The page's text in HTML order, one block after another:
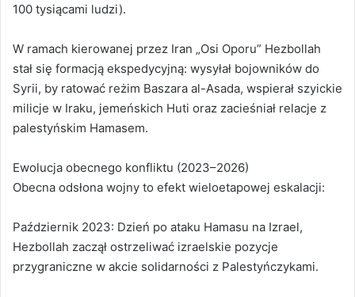
100 tysiącami ludzi).
W ramach kierowanej przez Iran „Osi Oporu” Hezbollah
stał się formacją ekspedycyjną: wysyłał bojowników do
Syrii, by ratować reżim Baszara al-Asada, wspierał szyickie
milicje w Iraku, jemeńskich Huti oraz zacieśniał relacje z
palestyńskim Hamasem.
Ewolucja obecnego konfliktu (2023–2026)
Obecna odsłona wojny to efekt wieloetapowej eskalacji:
Październik 2023: Dzień po ataku Hamasu na Izrael,
Hezbollah zaczął ostrzeliwać izraelskie pozycje
przygraniczne w akcie solidarności z Palestyńczykami.